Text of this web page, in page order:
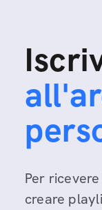
Per
creare